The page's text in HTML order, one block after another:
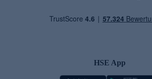
HSE App